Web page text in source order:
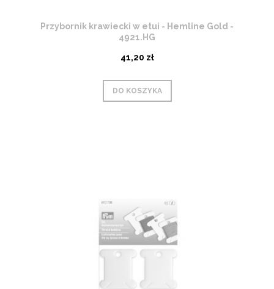
Przybornik krawiecki w etui - Hemline Gold -
4921.HG
41,20 zł
DO KOSZYKA